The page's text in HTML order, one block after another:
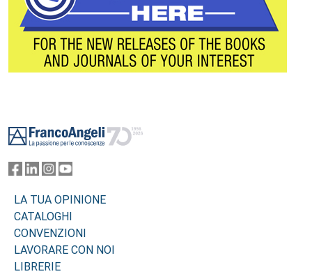
LA TUA OPINIONE
CATALOGHI
CONVENZIONI
LAVORARE CON NOI
LIBRERIE